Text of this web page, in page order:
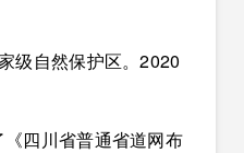
级自然保护区。2020
四川省普通省道网布